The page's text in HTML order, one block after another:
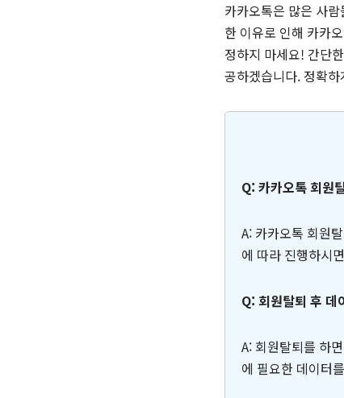
카카오톡은 많은 사
한 이유로 인해 카카
정하지 마세요! 간단
공하겠습니다. 정확
Q: 카카오톡 회원
A: 카카오톡 회원
에 따라 진행하시
Q: 회원탈퇴 후 데
A: 회원탈퇴를 하
에 필요한 데이터